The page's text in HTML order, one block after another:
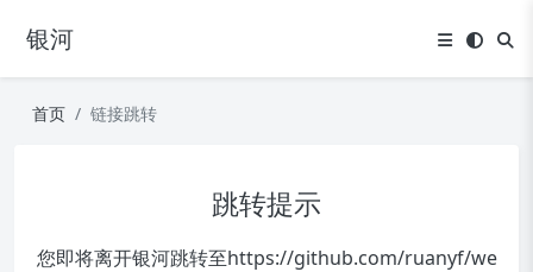
银河
首页 链接跳转
跳转提示
您即将离开银河跳转至https://github.com/ruanyf/we